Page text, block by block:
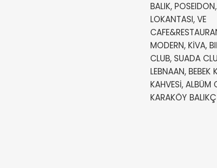
BALIK,
LOKANTASI, VE
MODERN, KİVA,
CLUB, SUADA
LEBNAAN, BEBEK
KAHVESİ, ALBÜM
KARAKÖY